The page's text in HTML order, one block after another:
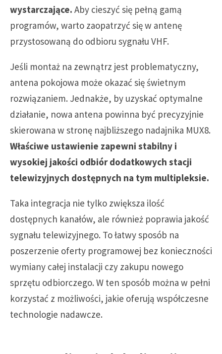
wystarczające. Aby cieszyć się pełną gamą
programów, warto zaopatrzyć się w antenę
przystosowaną do odbioru sygnału VHF.
Jeśli montaż na zewnątrz jest problematyczny,
antena pokojowa może okazać się świetnym
rozwiązaniem. Jednakże, by uzyskać optymalne
działanie, nowa antena powinna być precyzyjnie
skierowana w stronę najbliższego nadajnika MUX8.
Właściwe ustawienie zapewni stabilny i
wysokiej jakości odbiór dodatkowych stacji
telewizyjnych dostępnych na tym multipleksie.
Taka integracja nie tylko zwiększa ilość
dostępnych kanałów, ale również poprawia jakość
sygnału telewizyjnego. To łatwy sposób na
poszerzenie oferty programowej bez konieczności
wymiany całej instalacji czy zakupu nowego
sprzętu odbiorczego. W ten sposób można w pełni
korzystać z możliwości, jakie oferują współczesne
technologie nadawcze.